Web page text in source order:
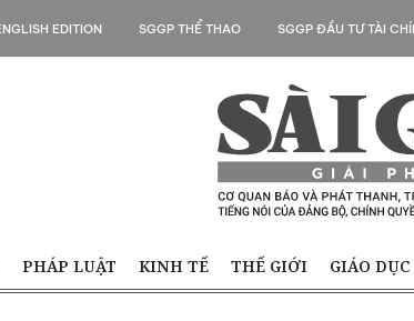
EDITION SGGP THỂ THAO SGGP ĐẦU TƯ TÀI
PHÁP LUẬT KINH TẾ THẾ GIỚI GIÁO DỤC